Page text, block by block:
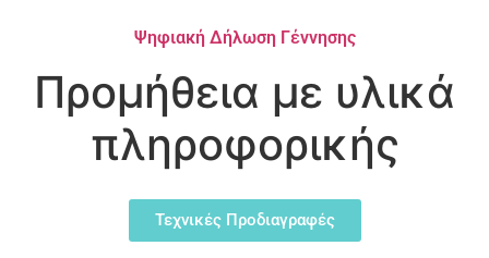
Ψηφιακή Δήλωση Γέννησης
Προμήθεια με υλικά
πληροφορικής
Τεχνικές Προδιαγραφές